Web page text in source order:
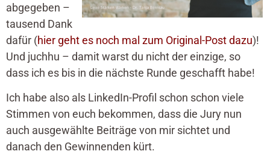
abgegeben –
tausend Dank
dafür (hier geht es noch mal zum Original-Post dazu)!
Und juchhu – damit warst du nicht der einzige, so
dass ich es bis in die nächste Runde geschafft habe!
Ich habe also als LinkedIn-Profil schon schon viele
Stimmen von euch bekommen, dass die Jury nun
auch ausgewählte Beiträge von mir sichtet und
danach den Gewinnenden kürt.